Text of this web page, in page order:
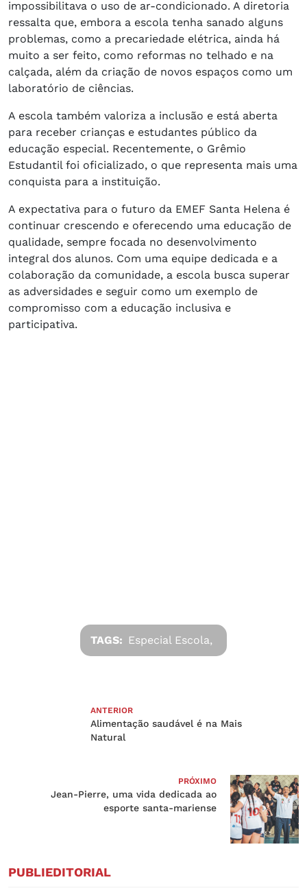
impossibilitava o uso de ar-condicionado. A diretoria
ressalta que, embora a escola tenha sanado alguns
problemas, como a precariedade elétrica, ainda há
muito a ser feito, como reformas no telhado e na
calçada, além da criação de novos espaços como um
laboratório de ciências.
A escola também valoriza a inclusão e está aberta
para receber crianças e estudantes público da
educação especial. Recentemente, o Grêmio
Estudantil foi oficializado, o que representa mais uma
conquista para a instituição.
A expectativa para o futuro da EMEF Santa Helena é
continuar crescendo e oferecendo uma educação de
qualidade, sempre focada no desenvolvimento
integral dos alunos. Com uma equipe dedicada e a
colaboração da comunidade, a escola busca superar
as adversidades e seguir como um exemplo de
compromisso com a educação inclusiva e
participativa.
TAGS: Especial Escola,
ANTERIOR
Alimentação saudável é na Mais
Natural
PRÓXIMO
Jean-Pierre, uma vida dedicada ao
esporte santa-mariense
PUBLIEDITORIAL